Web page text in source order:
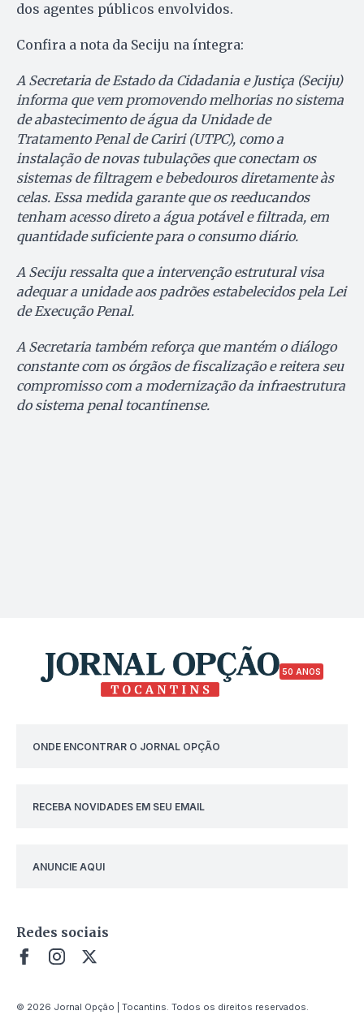
dos agentes públicos envolvidos.
Confira a nota da Seciju na íntegra:
A Secretaria de Estado da Cidadania e Justiça (Seciju)
informa que vem promovendo melhorias no sistema
de abastecimento de água da Unidade de
Tratamento Penal de Cariri (UTPC), como a
instalação de novas tubulações que conectam os
sistemas de filtragem e bebedouros diretamente às
celas. Essa medida garante que os reeducandos
tenham acesso direto a água potável e filtrada, em
quantidade suficiente para o consumo diário.
A Seciju ressalta que a intervenção estrutural visa
adequar a unidade aos padrões estabelecidos pela Lei
de Execução Penal.
A Secretaria também reforça que mantém o diálogo
constante com os órgãos de fiscalização e reitera seu
compromisso com a modernização da infraestrutura
do sistema penal tocantinense.
50 ANOS
ONDE ENCONTRAR O JORNAL OPÇÃO
RECEBA NOVIDADES EM SEU EMAIL
ANUNCIE AQUI
Redes sociais
© 2026 Jornal Opção | Tocantins. Todos os direitos reservados.